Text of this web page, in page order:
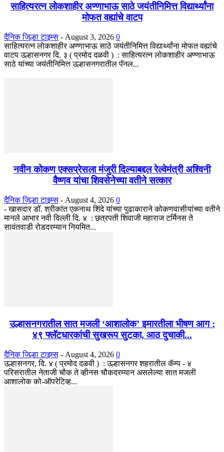
साहित्यरत्न लोकशाहीर अण्णाभाऊ साठे जयंतीनिमित्त विद्यार्थ्यांना
मोफत वह्यांचे वाटप
दैनिक जिल्हा टाइम्स - August 3, 2026 0
साहित्यरत्न लोकशाहीर अण्णाभाऊ साठे जयंतीनिमित्त विद्यार्थ्यांना मोफत वह्यांचे
वाटप उल्हासनगर दि. ३ ( प्रमोद दळवी ) : साहित्यरत्न लोकशाहीर अण्णाभाऊ
साठे यांच्या जयंतीनिमित्त उल्हासनगरातील पॅनल...
नवीन कोकण एक्सप्रेसला मंजुरी दिल्याबद्दल रेल्वेमंत्री अश्विनी
वैष्णव यांचा शिवसेनेच्या वतीने सत्कार
दैनिक जिल्हा टाइम्स - August 4, 2026 0
- खासदार डॉ. श्रीकांत एकनाथ शिंदे यांच्या पुढाकाराने कोकणवासीयांच्या वतीने
मानले आभार नवी दिल्ली दि. ४ : छत्रपती शिवाजी महाराज टर्मिनस ते
सावंतवाडी रोडदरम्यान नियमित...
उल्हासनगरातील सात मजली ‘आशालोक’ इमारतीला भीषण आग :
४९ फ्लॅटधारकांची सुखरूप सुटका, आठ दुचाकी...
दैनिक जिल्हा टाइम्स - August 4, 2026 0
उल्हासनगर, दि. ४ ( प्रमोद दळवी ) : उल्हासनगर शहरातील कॅम्प - ४
परिसरातील नेताजी चौक ते व्हीनस चौकदरम्यान असलेल्या सात मजली
आशालोक को-ऑपरेटिव्ह...